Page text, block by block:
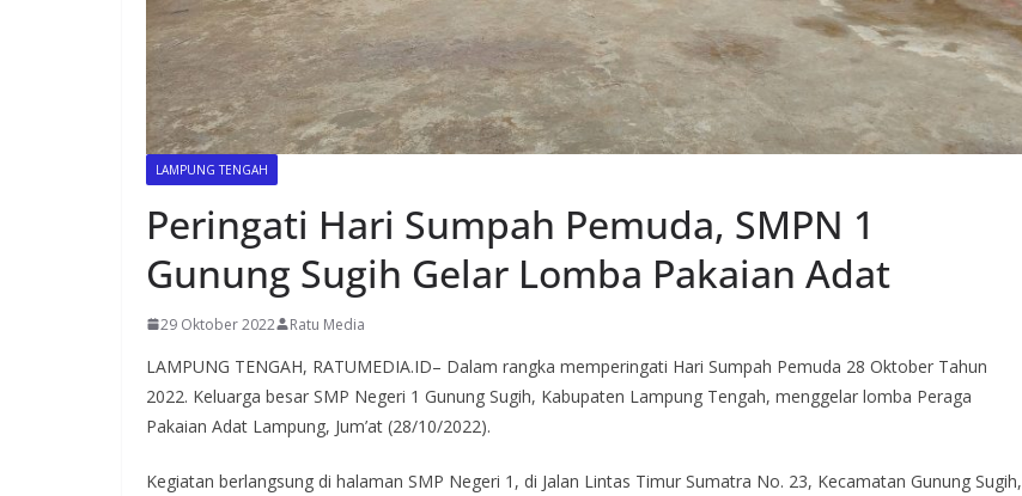
LAMPUNG TENGAH
Peringati Hari Sumpah Pemuda, SMPN 1
Gunung Sugih Gelar Lomba Pakaian Adat
29 Oktober 2022 Ratu Media
LAMPUNG TENGAH, RATUMEDIA.ID– Dalam rangka memperingati Hari Sumpah Pemuda 28 Oktober Tahun
2022. Keluarga besar SMP Negeri 1 Gunung Sugih, Kabupaten Lampung Tengah, menggelar lomba Peraga
Pakaian Adat Lampung, Jum’at (28/10/2022).
Kegiatan berlangsung di halaman SMP Negeri 1, di Jalan Lintas Timur Sumatra No. 23, Kecamatan Gunung Sugih,